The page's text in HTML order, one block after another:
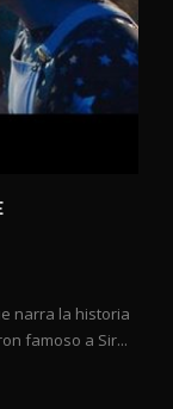
narra la historia
famoso a Sir...